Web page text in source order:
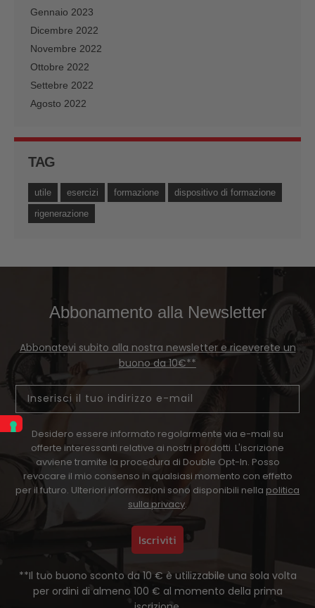
Gennaio 2023
Dicembre 2022
Novembre 2022
Ottobre 2022
Settebre 2022
Agosto 2022
TAG
utile esercizi formazione
dispositivo di formazione
rigenerazione
Abbonamento alla Newsletter
Abbonatevi subito alla nostra newsletter e riceverete un
buono da 10€**
Email
Desidero essere informato regolarmente via e-mail su
offerte interessanti relative ai nostri prodotti. L'iscrizione
avviene tramite la procedura di Double Opt-In. Posso
revocare il mio consenso in qualsiasi momento con effetto
per il futuro. Ulteriori informazioni sono disponibili nella politica
sulla privacy.
Iscriviti
**Il tuo buono sconto da 10 € è utilizzabile una sola volta
per ordini di almeno 100 € al momento della prima